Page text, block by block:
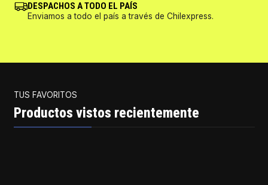
DESPACHOS A TODO EL PAÍS
Enviamos a todo el país a través de Chilexpress.
TUS FAVORITOS
Productos vistos recientemente